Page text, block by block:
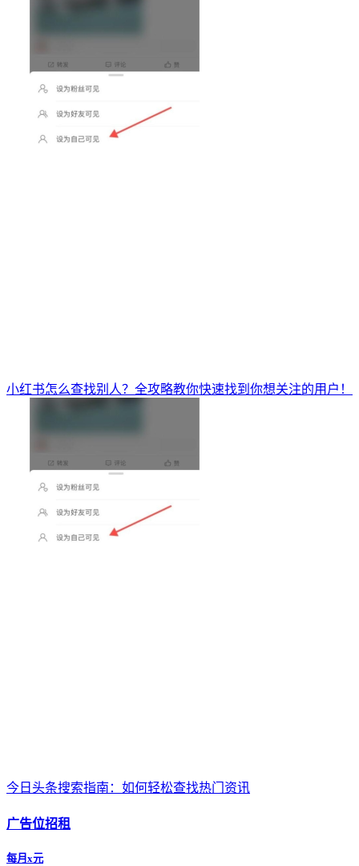
小红书怎么查找别人？全攻略教你快速找到你想关注的用户！
今日头条搜索指南：如何轻松查找热门资讯
广告位招租
每月x元